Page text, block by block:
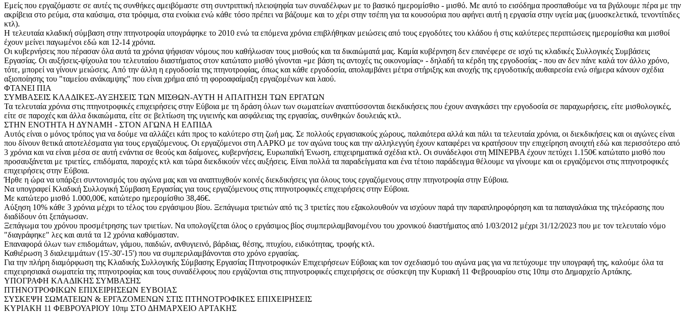
Εμείς που εργαζόμαστε σε αυτές τις συνθήκες αμειβόμαστε στη συντριπτική πλειοψηφία των συναδέλφων με το βασικό ημερομίσθιο - μισθό. Με αυτό το εισόδημα προσπαθούμε να τα βγάλουμε πέρα με την
ακρίβεια στο ρεύμα, στα καύσιμα, στα τρόφιμα, στα ενοίκια ενώ κάθε τόσο πρέπει να βάζουμε και το χέρι στην τσέπη για τα κουσούρια που αφήνει αυτή η εργασία στην υγεία μας (μυοσκελετικά, τενοντίτιδες
κτλ).
Η τελευταία κλαδική σύμβαση στην πτηνοτροφία υπογράφηκε το 2010 ενώ τα επόμενα χρόνια επιβλήθηκαν μειώσεις από τους εργοδότες του κλάδου ή στις καλύτερες περιπτώσεις ημερομίσθια και μισθοί
έχουν μείνει παγωμένοι εδώ και 12-14 χρόνια.
Οι κυβερνήσεις που πέρασαν όλα αυτά τα χρόνια ψήφισαν νόμους που καθήλωσαν τους μισθούς και τα δικαιώματά μας. Καμία κυβέρνηση δεν επανέφερε σε ισχύ τις κλαδικές Συλλογικές Συμβάσεις
Εργασίας. Οι αυξήσεις-ψίχουλα του τελευταίου διαστήματος στον κατώτατο μισθό γίνονται «με βάση τις αντοχές τις οικονομίας» - δηλαδή τα κέρδη της εργοδοσίας - που αν δεν πάνε καλά τον άλλο χρόνο,
τότε, μπορεί να γίνουν μειώσεις. Από την άλλη η εργοδοσία της πτηνοτροφίας, όπως και κάθε εργοδοσία, απολαμβάνει μέτρα στήριξης και ανοχής της εργοδοτικής αυθαιρεσία ενώ σήμερα κάνουν σχέδια
αξιοποίησης του "ταμείου ανάκαμψης" που είναι χρήμα από τη φοροαφαίμαξη εργαζομένων και λαού.
ΦΤΑΝΕΙ ΠΙΑ
ΣΥΜΒΑΣΕΙΣ ΚΛΑΔΙΚΕΣ-ΑΥΞΗΣΕΙΣ ΤΩΝ ΜΙΣΘΩΝ-ΑΥΤΗ Η ΑΠΑΙΤΗΣΗ ΤΩΝ ΕΡΓΑΤΩΝ
Τα τελευταία χρόνια στις πτηνοτροφικές επιχειρήσεις στην Εύβοια με τη δράση όλων των σωματείων αναπτύσσονται διεκδικήσεις που έχουν αναγκάσει την εργοδοσία σε παραχωρήσεις, είτε μισθολογικές,
είτε σε παροχές και άλλα δικαιώματα, είτε σε βελτίωση της υγιεινής και ασφάλειας της εργασίας, συνθηκών δουλειάς κτλ.
ΣΤΗΝ ΕΝΟΤΗΤΑ Η ΔΥΝΑΜΗ - ΣΤΟΝ ΑΓΩΝΑ Η ΕΛΠΙΔΑ
Αυτός είναι ο μόνος τρόπος για να δούμε να αλλάζει κάτι προς το καλύτερο στη ζωή μας. Σε πολλούς εργασιακούς χώρους, παλαιότερα αλλά και πάλι τα τελευταία χρόνια, οι διεκδικήσεις και οι αγώνες είναι
που δίνουν θετικά αποτελέσματα για τους εργαζόμενους. Οι εργαζόμενοι στη ΛΑΡΚΟ με τον αγώνα τους και την αλληλεγγύη έχουν καταφέρει να κρατήσουν την επιχείρηση ανοιχτή εδώ και περισσότερο από
3 χρόνια και να είναι μέσα σε αυτή ενάντια σε θεούς και δαίμονες, κυβερνήσεις, Ευρωπαϊκή Ένωση, επιχειρηματικά σχέδια κτλ. Οι συνάδελφοι στη ΜΙΝΕΡΒΑ έχουν πετύχει 1.150€ κατώτατο μισθό που
προσαυξάνεται με τριετίες, επιδόματα, παροχές κτλ και τώρα διεκδικούν νέες αυξήσεις. Είναι πολλά τα παραδείγματα και ένα τέτοιο παράδειγμα θέλουμε να γίνουμε και οι εργαζόμενοι στις πτηνοτροφικές
επιχειρήσεις στην Εύβοια.
Ήρθε η ώρα να υπάρξει συντονισμός του αγώνα μας και να αναπτυχθούν κοινές διεκδικήσεις για όλους τους εργαζόμενους στην πτηνοτροφία στην Εύβοια.
Να υπογραφεί Κλαδική Συλλογική Σύμβαση Εργασίας για τους εργαζόμενους στις πτηνοτροφικές επιχειρήσεις στην Εύβοια.
Με κατώτερο μισθό 1.000,00€, κατώτερο ημερομίσθιο 38,46€.
Αύξηση 10% κάθε 3 χρόνια μέχρι το τέλος του εργάσιμου βίου. Ξεπάγωμα τριετιών από τις 3 τριετίες που εξακολουθούν να ισχύουν παρά την παραπληροφόρηση και τα παπαγαλάκια της τηλεόρασης που
διαδίδουν ότι ξεπάγωσαν.
Ξεπάγωμα του χρόνου προσμέτρησης των τριετίων. Να υπολογίζεται όλος ο εργάσιμος βίος συμπεριλαμβανομένου του χρονικού διαστήματος από 1/03/2012 μέχρι 31/12/2023 που με τον τελευταίο νόμο
"διαγράφηκε" λες και αυτά τα 12 χρόνια καθόμασταν.
Επαναφορά όλων των επιδομάτων, γάμου, παιδιών, ανθυγιεινό, βάρδιας, θέσης, πτυχίου, ειδικότητας, τροφής κτλ.
Καθιέρωση 3 διαλειμμάτων (15'-30'-15') που να συμπεριλαμβάνονται στο χρόνο εργασίας.
Για την πλήρη διαμόρφωση της Κλαδικής Συλλογικής Σύμβασης Εργασίας Πτηνοτροφικών Επιχειρήσεων Εύβοιας και τον σχεδιασμό του αγώνα μας για να πετύχουμε την υπογραφή της, καλούμε όλα τα
επιχειρησιακά σωματεία της πτηνοτροφίας και τους συναδέλφους που εργάζονται στις πτηνοτροφικές επιχειρήσεις σε σύσκεψη την Κυριακή 11 Φεβρουαρίου στις 10πμ στο Δημαρχείο Αρτάκης.
ΥΠΟΓΡΑΦΗ ΚΛΑΔΙΚΗΣ ΣΥΜΒΑΣΗΣ
ΠΤΗΝΟΤΡΟΦΙΚΩΝ ΕΠΙΧΕΙΡΗΣΕΩΝ ΕΥΒΟΙΑΣ
ΣΥΣΚΕΨΗ ΣΩΜΑΤΕΙΩΝ & ΕΡΓΑΖΟΜΕΝΩΝ ΣΤΙΣ ΠΤΗΝΟΤΡΟΦΙΚΕΣ ΕΠΙΧΕΙΡΗΣΕΙΣ
ΚΥΡΙΑΚΗ 11 ΦΕΒΡΟΥΑΡΙΟΥ 10πμ ΣΤΟ ΔΗΜΑΡΧΕΙΟ ΑΡΤΑΚΗΣ